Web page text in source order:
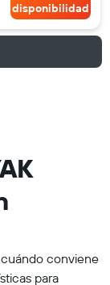
disponibilidad
conviene
para